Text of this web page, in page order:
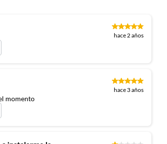
hace 2 años
hace 3 años
momento